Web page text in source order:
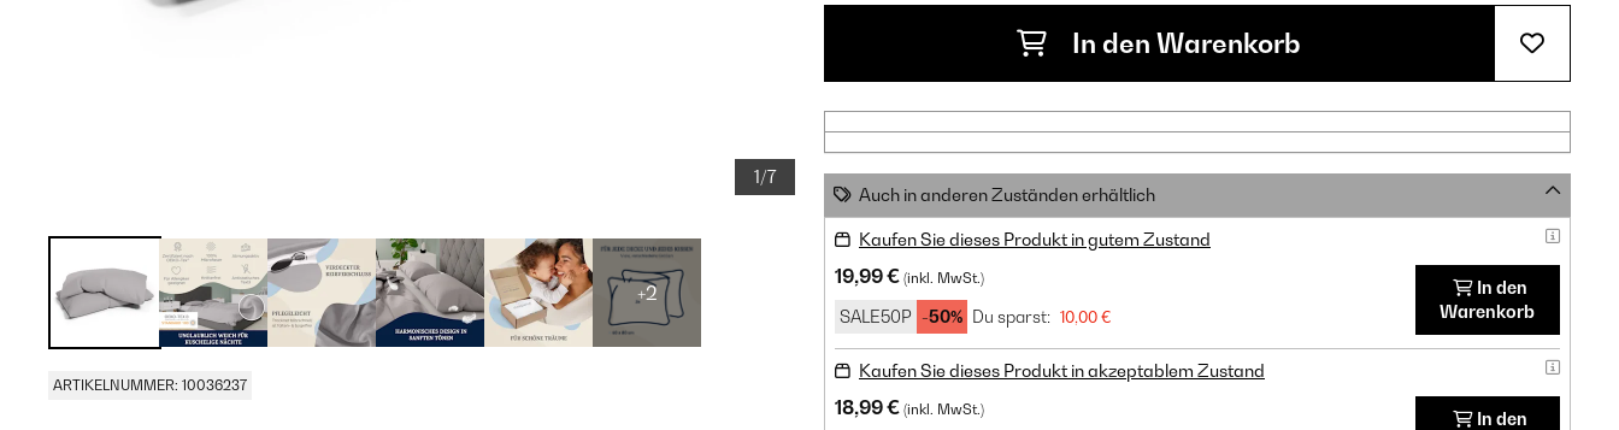
1/7
+2
ARTIKELNUMMER: 10036237
In den Warenkorb
Auch in anderen Zuständen erhältlich
Kaufen Sie dieses Produkt in gutem Zustand
19,99 € (inkl. MwSt.)
SALE50P -50% Du sparst: 10,00 €
In den
Warenkorb
Kaufen Sie dieses Produkt in akzeptablem Zustand
18,99 € (inkl. MwSt.)
In den